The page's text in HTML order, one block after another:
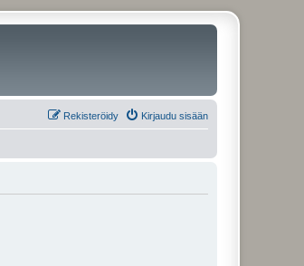
Kirjaudu sisään
Rekisteröidy